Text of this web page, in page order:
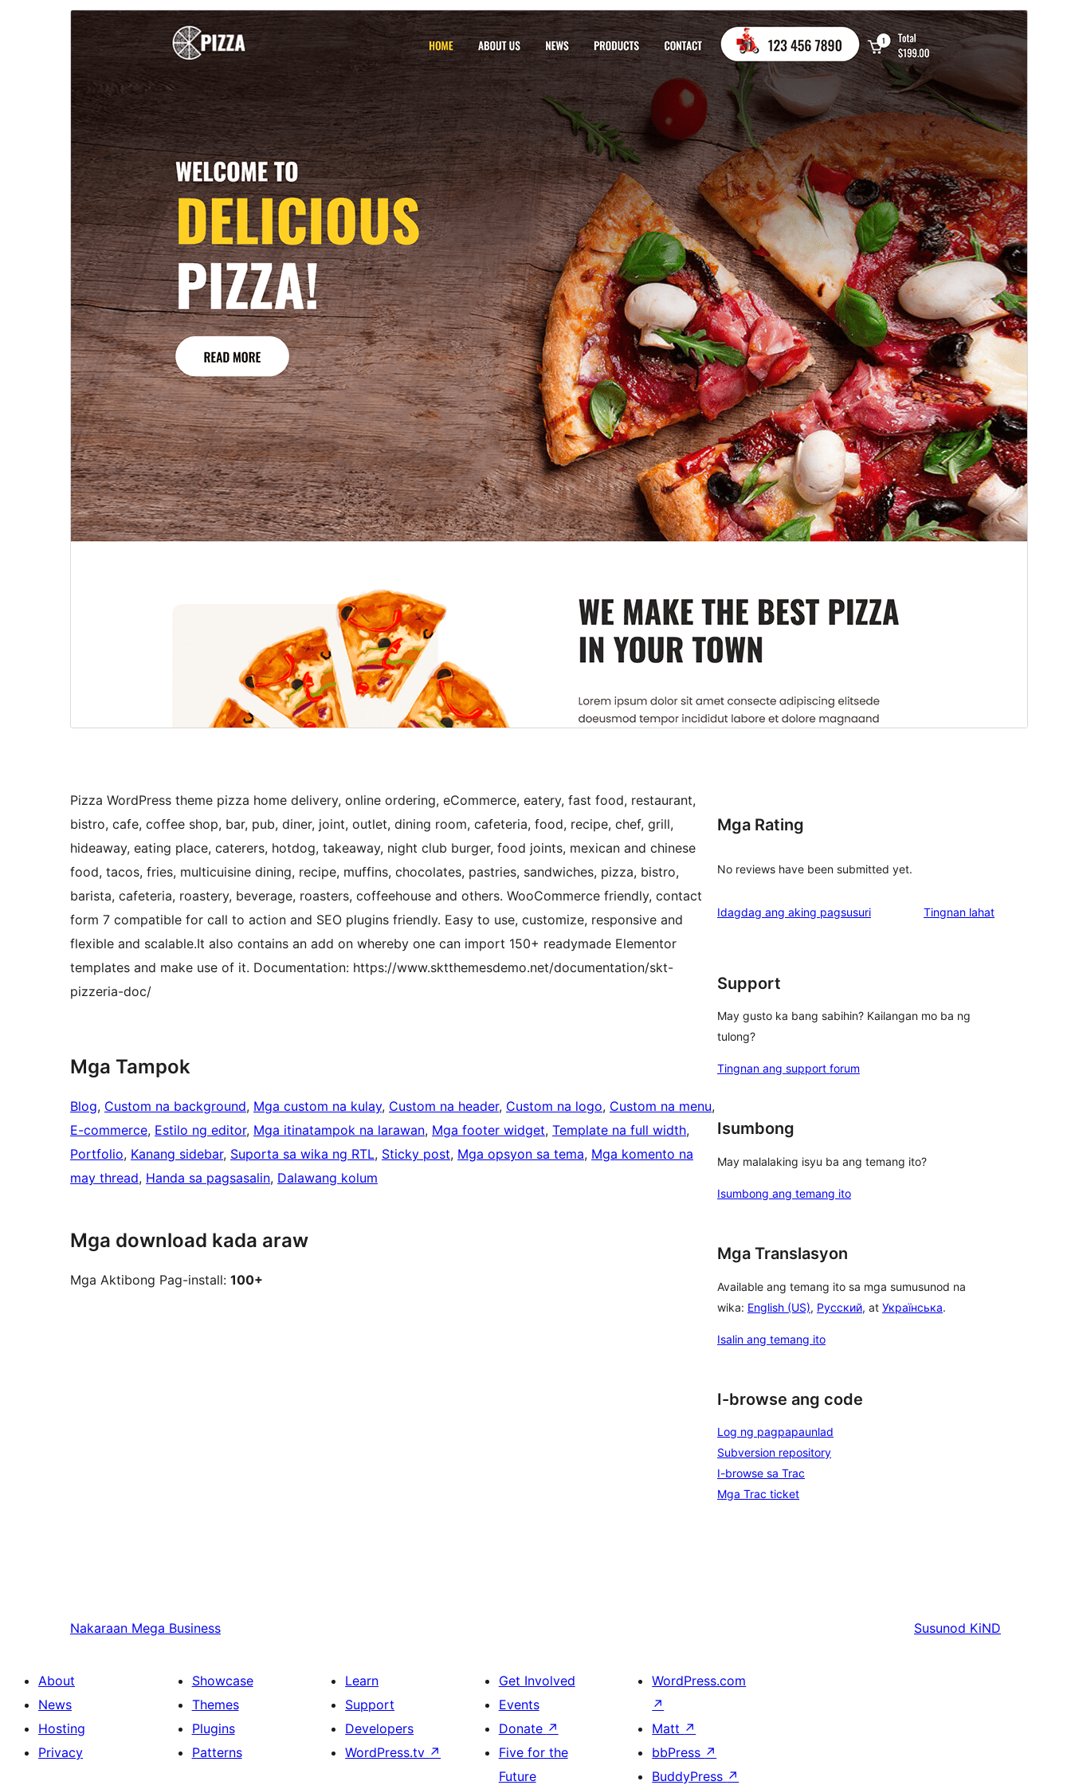
I-previewI-download
Bersyon
Huling na-update
Marso 4, 2026
Mga aktibong pag-install
100+
Bersyon ng PHP
5.6
Homepage ng tema
Pizza WordPress theme pizza home delivery, online ordering, eCommerce, eatery, fast food, restaurant,
bistro, cafe, coffee shop, bar, pub, diner, joint, outlet, dining room, cafeteria, food, recipe, chef, grill,
hideaway, eating place, caterers, hotdog, takeaway, night club burger, food joints, mexican and chinese
food, tacos, fries, multicuisine dining, recipe, muffins, chocolates, pastries, sandwiches, pizza, bistro,
barista, cafeteria, roastery, beverage, roasters, coffeehouse and others. WooCommerce friendly, contact
form 7 compatible for call to action and SEO plugins friendly. Easy to use, customize, responsive and
flexible and scalable.It also contains an add on whereby one can import 150+ readymade Elementor
templates and make use of it. Documentation: https://www.sktthemesdemo.net/documentation/skt-
pizzeria-doc/
Mga Tampok
Blog, Custom na background, Mga custom na kulay, Custom na header, Custom na logo, Custom na menu
E-commerce, Estilo ng editor, Mga itinatampok na larawan, Mga footer widget, Template na full width
Portfolio, Kanang sidebar, Suporta sa wika ng RTL, Sticky post, Mga opsyon sa tema, Mga komento na
may thread, Handa sa pagsasalin, Dalawang kolum
Mga download kada araw
Mga Aktibong Pag-install: 100+
Mga Rating
No reviews have been submitted yet.
Idagdag ang aking pagsusuri Tingnan lahatng
Support
May gusto ka bang sabihin? Kailangan mo ba ng
tulong?
Tingnan ang support forum
Isumbong
May malalaking isyu ba ang temang ito?
Isumbong ang temang ito
Mga Translasyon
Available ang temang ito sa mga sumusunod na
wika: English (US), Русский, at Українська.
Isalin ang temang ito
I-browse ang code
Log ng pagpapaunlad
Subversion repository
I-browse sa Trac
Mga Trac ticket
Nakaraan Mega Business Susunod KiND
About
News
Hosting
Privacy
Showcase
Themes
Plugins
Patterns
Learn
Support
Developers
WordPress.tv ↗
Get Involved
Events
Donate ↗
Five for the
Future
WordPress.com
↗
Matt ↗
bbPress ↗
BuddyPress ↗